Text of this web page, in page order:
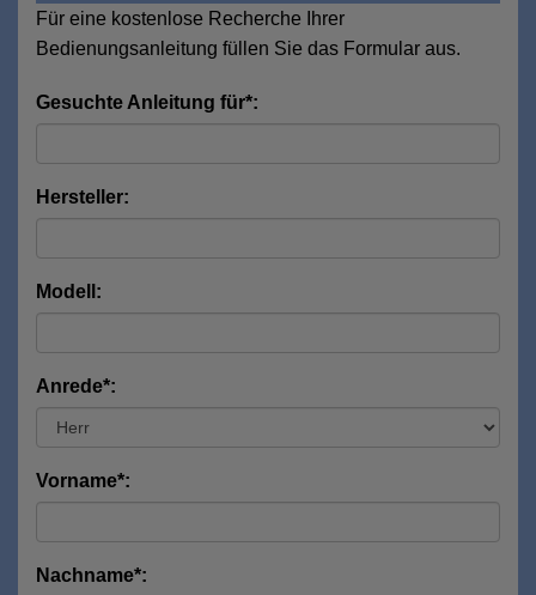
Für eine kostenlose Recherche Ihrer
Bedienungsanleitung füllen Sie das Formular aus.
Gesuchte Anleitung für*:
Hersteller:
Modell:
Anrede*:
Vorname*:
Nachname*: